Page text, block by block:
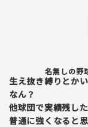
名無しの野
生え抜き縛りとか
なん？
他球団で実績残し
普通に強くなると